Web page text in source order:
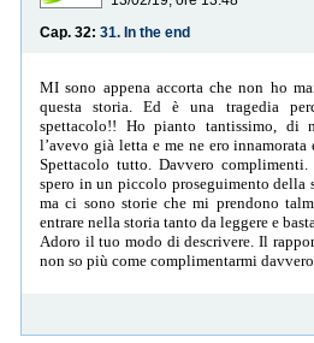
Cap. 32: 31. In the end
MI sono appena accorta che non ho
questa storia. Ed è una tragedia
spettacolo!! Ho pianto tantissimo, di
l’avevo già letta e me ne ero
Spettacolo tutto. Davvero
spero in un piccolo proseguimento della
ma ci sono storie che mi prendono
entrare nella storia tanto da leggere e basta.
Adoro il tuo modo di descrivere. Il
non so più come complimentarmi davvero.